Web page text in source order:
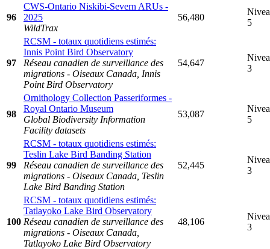
96
CWS-Ontario Niskibi-Severn ARUs -
2025
WildTrax
56,480
5
97
RCSM - totaux quotidiens estimés:
Innis Point Bird Observatory
Réseau canadien de surveillance des
migrations - Oiseaux Canada, Innis
Point Bird Observatory
54,647
3
98
Ornithology Collection Passeriformes -
Royal Ontario Museum
Global Biodiversity Information
Facility datasets
53,087
5
99
RCSM - totaux quotidiens estimés:
Teslin Lake Bird Banding Station
Réseau canadien de surveillance des
migrations - Oiseaux Canada, Teslin
Lake Bird Banding Station
52,445
3
100
RCSM - totaux quotidiens estimés:
Tatlayoko Lake Bird Observatory
Réseau canadien de surveillance des
migrations - Oiseaux Canada,
Tatlayoko Lake Bird Observatory
48,106
3